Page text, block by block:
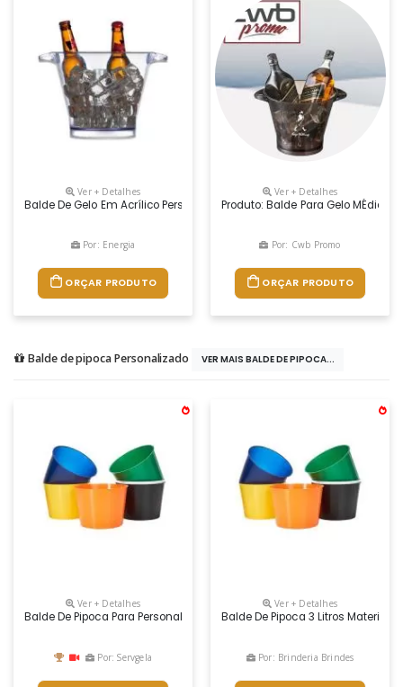
Ver + Detalhes
Balde De Gelo Em Acrílico Personalizado Para Brindes. Com
Por: Energia
ORÇAR PRODUTO
Ver + Detalhes
Produto: Balde Para Gelo MÉdio
Por: Cwb Promo
ORÇAR PRODUTO
Balde de pipoca Personalizado VER MAIS BALDE DE PIPOCA...
Ver + Detalhes
Balde De Pipoca Para Personalizar A Logomarca Em Silkscreen Em
Por: Servgela
Ver + Detalhes
Balde De Pipoca 3 Litros Material:
Por: Brinderia Brindes